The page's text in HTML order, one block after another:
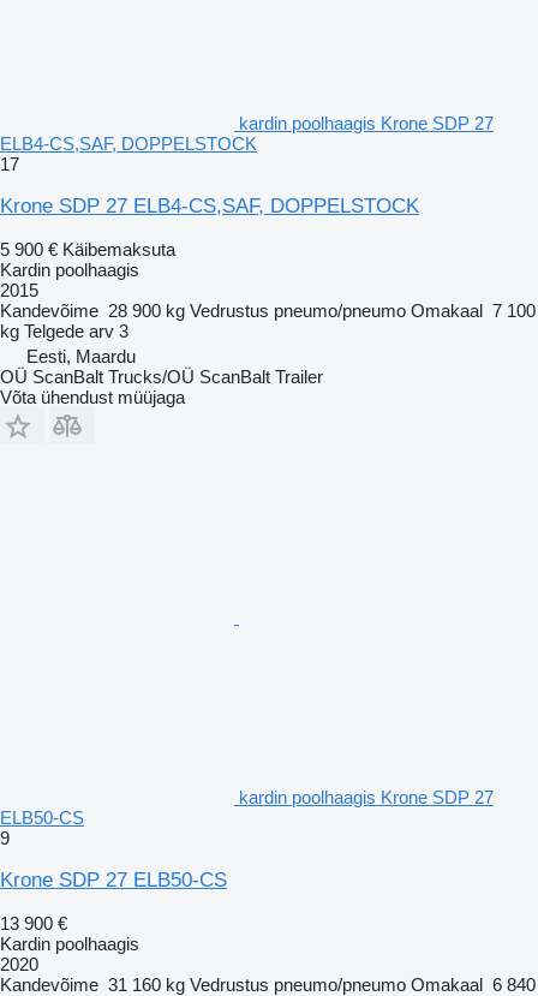
kardin poolhaagis Krone SDP 27
ELB4-CS,SAF, DOPPELSTOCK
17
Krone SDP 27 ELB4-CS,SAF, DOPPELSTOCK
5 900 € Käibemaksuta
Kardin poolhaagis
2015
Kandevõime 28 900 kg Vedrustus pneumo/pneumo Omakaal 7 100
kg Telgede arv 3
Eesti, Maardu
OÜ ScanBalt Trucks/OÜ ScanBalt Trailer
Võta ühendust müüjaga
kardin poolhaagis Krone SDP 27
ELB50-CS
9
Krone SDP 27 ELB50-CS
13 900 €
Kardin poolhaagis
2020
Kandevõime 31 160 kg Vedrustus pneumo/pneumo Omakaal 6 840